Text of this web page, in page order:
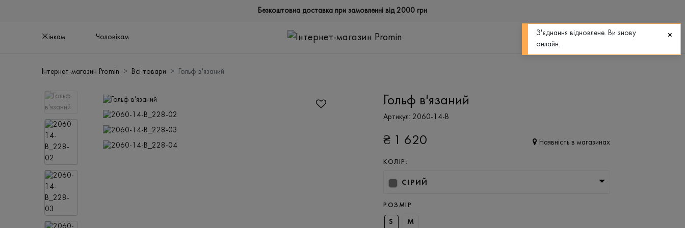
Безкоштовна доставка при замовленні від 2000 грн
Жінкам Чоловікам
0
Інтернет-магазин Promin Всі товари Гольф в'язаний
Гольф в'язаний
Артикул: 2060-14-B
₴ 1 620 Наявність в магазинах
КОЛІР:
СІРИЙ
РОЗМІР
S M
З'єднання відновлене. Ви знову
онлайн.